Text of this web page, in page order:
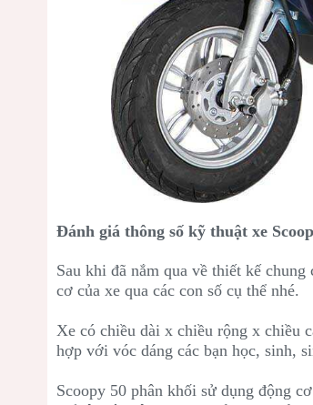
Đánh giá thông số kỹ thuật xe
Sau khi đã nắm qua về thiết kế
cơ của xe qua các con số cụ thể nhé.
Xe có chiều dài x chiều rộng x chiều
hợp với vóc dáng các bạn học, sinh,
Scoopy 50 phân khối sử dụng động